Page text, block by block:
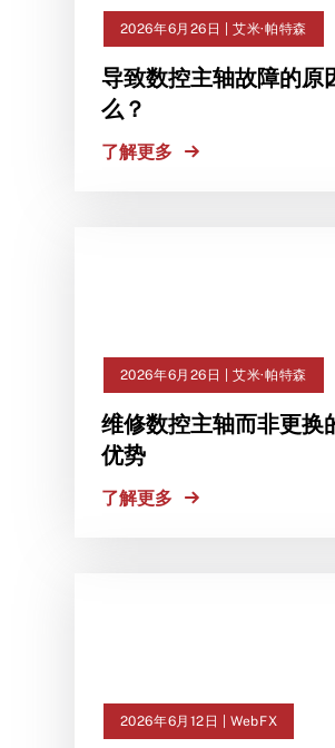
2026年6月26日 | 艾米·帕特森
导致数控主轴故障的原
么？
了解更多
2026年6月26日 | 艾米·帕特森
维修数控主轴而非更换
优势
了解更多
2026年6月12日 | WebFX